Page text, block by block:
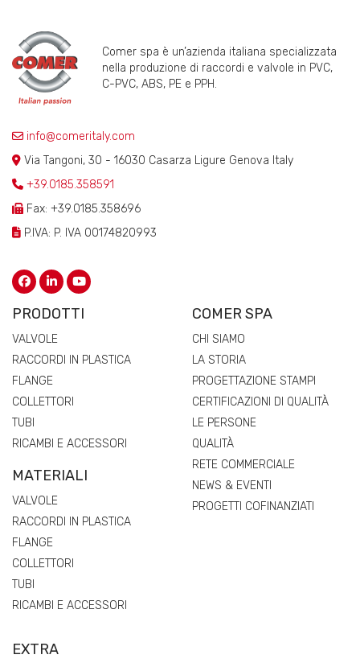
Comer spa è un’azienda italiana specializzata
nella produzione di raccordi e valvole in PVC,
C-PVC, ABS, PE e PPH.
info@comeritaly.com
Via Tangoni, 30 - 16030 Casarza Ligure Genova Italy
+39.0185.358591
Fax: +39.0185.358696
P.IVA: P. IVA 00174820993
PRODOTTI
VALVOLE
RACCORDI IN PLASTICA
FLANGE
COLLETTORI
TUBI
RICAMBI E ACCESSORI
MATERIALI
VALVOLE
RACCORDI IN PLASTICA
FLANGE
COLLETTORI
TUBI
RICAMBI E ACCESSORI
COMER SPA
CHI SIAMO
LA STORIA
PROGETTAZIONE STAMPI
CERTIFICAZIONI DI QUALITÀ
LE PERSONE
QUALITÀ
RETE COMMERCIALE
NEWS & EVENTI
PROGETTI COFINANZIATI
EXTRA